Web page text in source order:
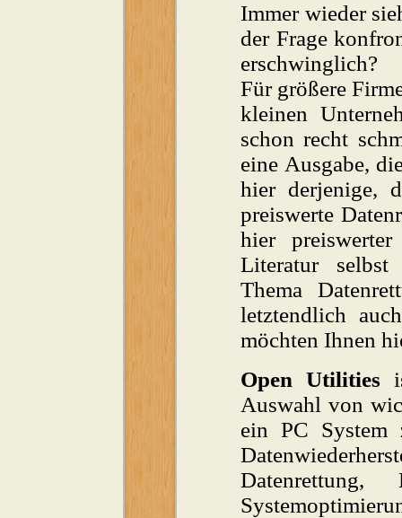
Immer wieder
der Frage
erschwinglich?
Für größere
kleinen
schon recht
eine Ausgabe,
hier derjenige,
preiswerte
hier
Literatur selbst
Thema
letztendlich
möchten Ihnen
Open Utilities
Auswahl von
ein PC System
Datenrettung,